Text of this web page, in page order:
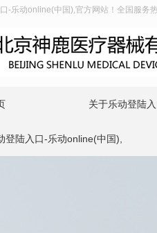
-乐动online(中国),官方网站！全国服务
关于乐动登陆
登陆入口-乐动online(中国),